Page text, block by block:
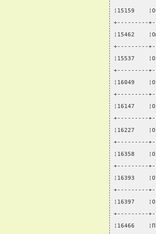
¦15159
+---------
¦15462
+---------
¦15537
+---------
¦16049
+---------
¦16147
+---------
¦16227
+---------
¦16358
+---------
¦16393
+---------
¦16397
+---------
¦16466